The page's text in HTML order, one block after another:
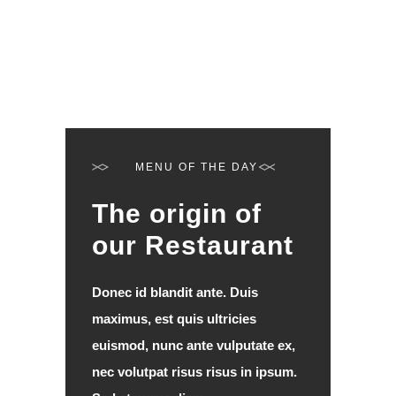
MENU OF THE DAY
The origin of
our Restaurant
Donec id blandit ante. Duis
maximus, est quis ultricies
euismod, nunc ante vulputate ex,
nec volutpat risus risus in ipsum.